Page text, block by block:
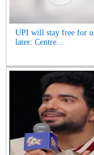
UPI will stay free for
later: Centre...